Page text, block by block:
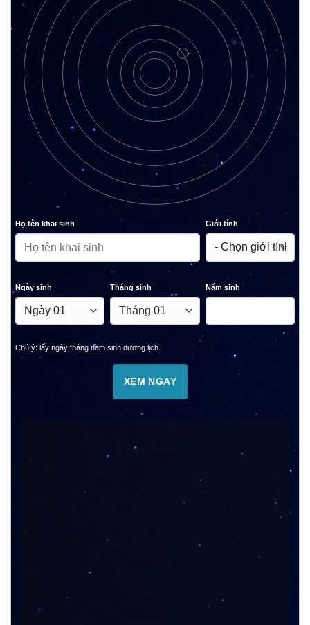
Họ tên khai sinh Giới tính
Ngày sinh Tháng sinh Năm sinh
Chú ý: lấy ngày tháng năm sinh dương lịch.
XEM NGAY